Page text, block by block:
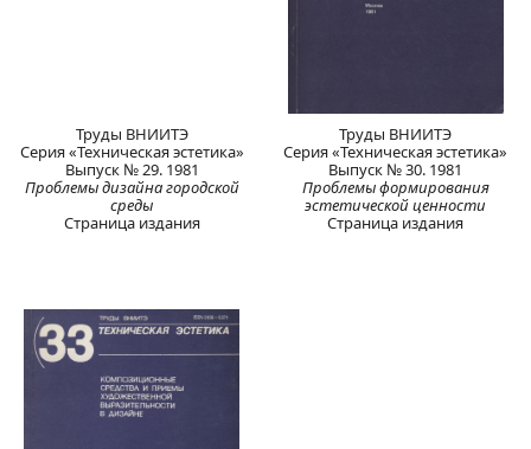
Труды ВНИИТЭ
Серия «Техническая эстетика»
Выпуск № 29. 1981
Проблемы дизайна городской
среды
Страница издания
Труды ВНИИТЭ
Серия «Техническая эстетика»
Выпуск № 30. 1981
Проблемы формирования
эстетической ценности
Страница издания